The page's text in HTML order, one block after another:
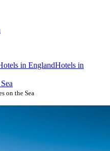
in EnglandHotels in
on the Sea